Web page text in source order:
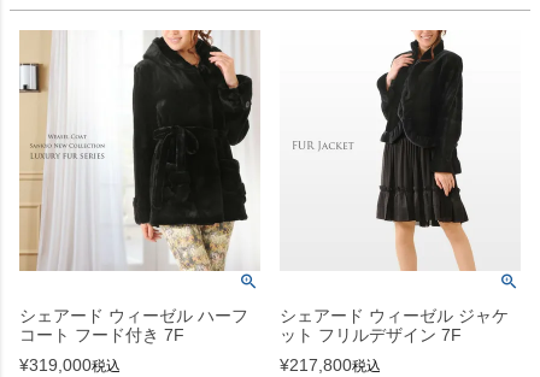
シェアード ウィーゼル ハーフ
コート フード付き 7F
¥319,000税込
シェアード ウィーゼル ジャケ
ット フリルデザイン 7F
¥217,800税込